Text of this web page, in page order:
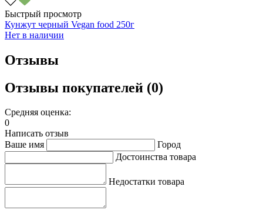
Быстрый просмотр
Кунжут черный Vegan food 250г
Нет в наличии
Отзывы
Отзывы покупателей (0)
Средняя оценка:
0
Написать отзыв
Ваше имя
Город
Достоинства товара
Недостатки товара